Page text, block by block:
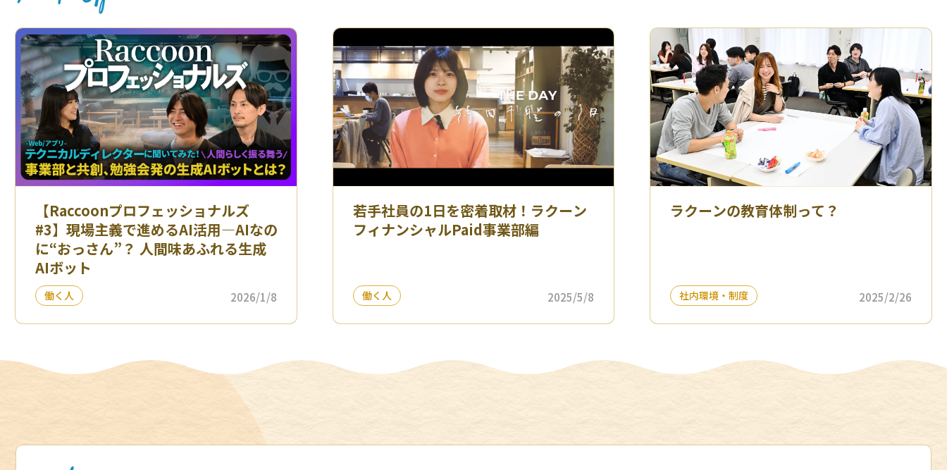
【Raccoonプロフェッショナルズ
#3】現場主義で進めるAI活用—AIなの
に“おっさん”？ 人間味あふれる生成
AIボット
働く人 2026/1/8
若手社員の1日を密着取材！ラクーン
フィナンシャルPaid事業部編
働く人 2025/5/8
ラクーンの教育体制って？
社内環境・制度 2025/2/26